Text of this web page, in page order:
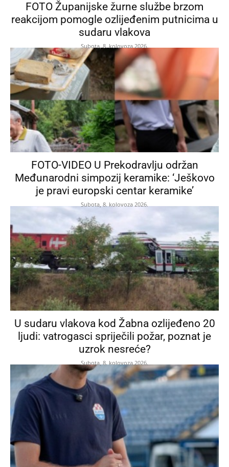
FOTO Županijske žurne službe brzom
reakcijom pomogle ozlijeđenim putnicima u
sudaru vlakova
Subota, 8. kolovoza 2026.
FOTO-VIDEO U Prekodravlju održan
Međunarodni simpozij keramike: ‘Ješkovo
je pravi europski centar keramike’
Subota, 8. kolovoza 2026.
U sudaru vlakova kod Žabna ozlijeđeno 20
ljudi: vatrogasci spriječili požar, poznat je
uzrok nesreće?
Subota, 8. kolovoza 2026.